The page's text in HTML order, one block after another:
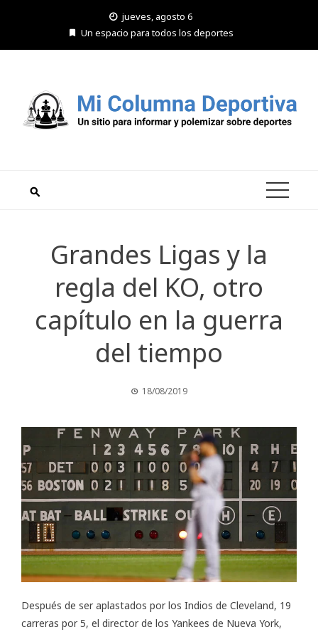
jueves, agosto 6
Un espacio para todos los deportes
Grandes Ligas y la
regla del KO, otro
capítulo en la guerra
del tiempo
18/08/2019
Después de ser aplastados por los Indios de Cleveland, 19
carreras por 5, el director de los Yankees de Nueva York,